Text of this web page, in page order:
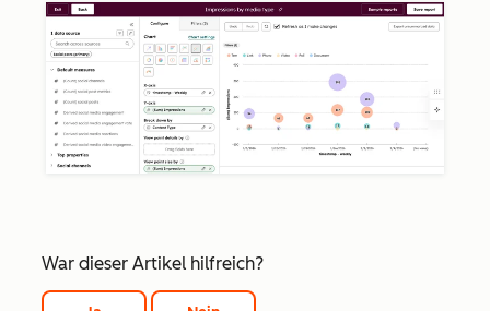
War dieser Artikel hilfreich?